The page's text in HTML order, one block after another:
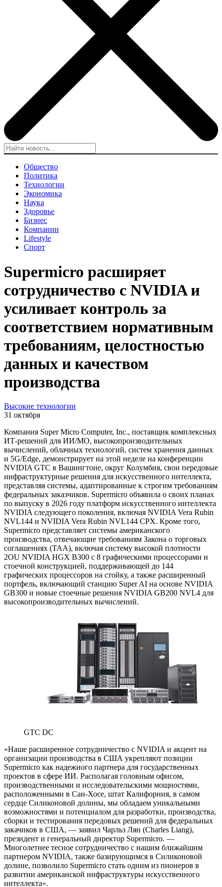
Общество
Политика
Технологии
Экономика
Наука
Здоровье
Бизнес
Компании
Lifestyle
Спорт
Supermicro расширяет
сотрудничество с NVIDIA и
усиливает контроль за
соответствием нормативным
требованиям, целостностью
данных и качеством
производства
Высокие технологии
31 октября
Компания Super Micro Computer, Inc., поставщик комплексных
ИТ-решений для ИИ/МО, высокопроизводительных
вычислений, облачных технологий, систем хранения данных
и 5G/Edge, демонстрирует на этой неделе на конференции
NVIDIA GTC в Вашингтоне, округ Колумбия, свои передовые
инфраструктурные решения для искусственного интеллекта,
представляя системы, адаптированные к строгим требованиям
федеральных заказчиков. Supermicro объявила о своих планах
по выпуску в 2026 году платформ искусственного интеллекта
NVIDIA следующего поколения, включая NVIDIA Vera Rubin
NVL144 и NVIDIA Vera Rubin NVL144 CPX. Кроме того,
Supermicro представляет системы американского
производства, отвечающие требованиям Закона о торговых
соглашениях (TAA), включая систему высокой плотности
2OU NVIDIA HGX B300 с 8 графическими процессорами и
стоечной конструкцией, поддерживающей до 144
графических процессоров на стойку, а также расширенный
портфель, включающий станцию Super AI на основе NVIDIA
GB300 и новые стоечные решения NVIDIA GB200 NVL4 для
высокопроизводительных вычислений.
GTC DC
«Наше расширенное сотрудничество с NVIDIA и акцент на
организации производства в США укрепляют позиции
Supermicro как надежного партнера для государственных
проектов в сфере ИИ. Располагая головным офисом,
производственными и исследовательскими мощностями,
расположенными в Сан-Хосе, штат Калифорния, в самом
сердце Силиконовой долины, мы обладаем уникальными
возможностями и потенциалом для разработки, производства,
сборки и тестирования передовых решений для федеральных
закачиков в США, — заявил Чарльз Лян (Charles Liang),
президент и генеральный директор Supermicro. —
Многолетнее тесное сотрудничество с нашим ближайшим
партнером NVIDIA, также базирующимся в Силиконовой
долине, позволило Supermicro стать одним из пионеров в
развитии американской инфраструктуры искусственного
интеллекта».